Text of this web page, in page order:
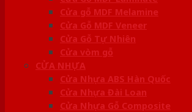
Cửa gỗ MDF Melamine
Cửa Gỗ MDF Veneer
Cửa Gỗ Tự Nhiên
Cửa vòm gỗ
CỬA NHỰA
Cửa Nhựa ABS Hàn Quốc
Cửa Nhựa Đài Loan
Cửa Nhựa Gỗ Composite